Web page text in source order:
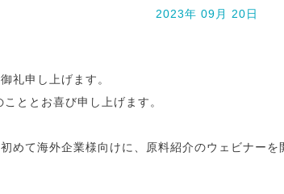
2023年 09月 20日
礼申し上げます。
ととお喜び申し上げます。
めて海外企業様向けに、原料紹介のウェビナー